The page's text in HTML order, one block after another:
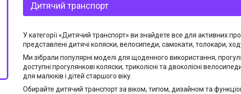
Дитячий транспорт
У категорії «Дитячий транспорт» ви знайдете все для активних
представлені дитячі коляски, велосипеди, самокати, толокари,
Ми зібрали популярні моделі для щоденного використання,
доступні прогулянкові коляски, триколісні та двоколісні
для малюків і дітей старшого віку.
Обирайте дитячий транспорт за віком, типом, дизайном та